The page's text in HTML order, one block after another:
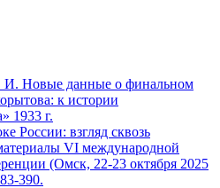
Новые данные о финальном
к истории
1933 г.
России: взгляд сквозь
VI международной
(Омск, 22-23 октября 2025
390.